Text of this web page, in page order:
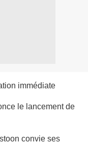
immédiate
le lancement de
convie ses